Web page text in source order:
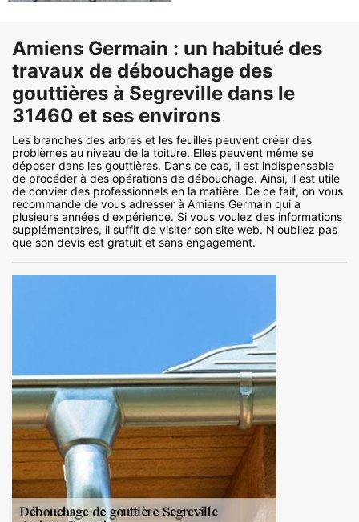
Amiens Germain : un habitué des
travaux de débouchage des
gouttières à Segreville dans le
31460 et ses environs
Les branches des arbres et les feuilles peuvent créer des
problèmes au niveau de la toiture. Elles peuvent même se
déposer dans les gouttières. Dans ce cas, il est indispensable
de procéder à des opérations de débouchage. Ainsi, il est utile
de convier des professionnels en la matière. De ce fait, on vous
recommande de vous adresser à Amiens Germain qui a
plusieurs années d'expérience. Si vous voulez des informations
supplémentaires, il suffit de visiter son site web. N'oubliez pas
que son devis est gratuit et sans engagement.